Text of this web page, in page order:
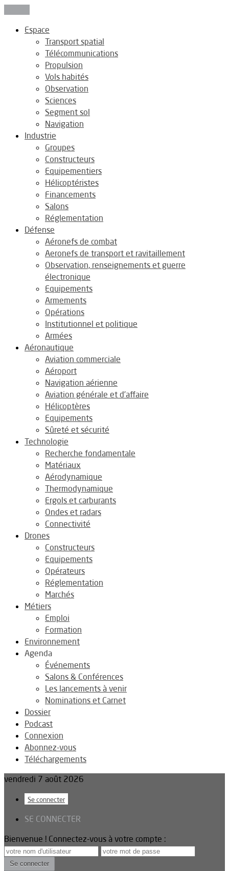
Espace
Transport spatial
Télécommunications
Propulsion
Vols habités
Observation
Sciences
Segment sol
Navigation
Industrie
Groupes
Constructeurs
Equipementiers
Hélicoptéristes
Financements
Salons
Réglementation
Défense
Aéronefs de combat
Aeronefs de transport et ravitaillement
Observation, renseignements et guerre
électronique
Equipements
Armements
Opérations
Institutionnel et politique
Armées
Aéronautique
Aviation commerciale
Aéroport
Navigation aérienne
Aviation générale et d’affaire
Hélicoptères
Equipements
Sûreté et sécurité
Technologie
Recherche fondamentale
Matériaux
Aérodynamique
Thermodynamique
Ergols et carburants
Ondes et radars
Connectivité
Drones
Constructeurs
Equipements
Opérateurs
Réglementation
Marchés
Métiers
Emploi
Formation
Environnement
Agenda
Événements
Salons & Conférences
Les lancements à venir
Nominations et Carnet
Dossier
Podcast
Connexion
Abonnez-vous
Téléchargements
vendredi 7 août 2026
Se connecter
SE CONNECTER
Bienvenue ! Connectez-vous à votre compte :